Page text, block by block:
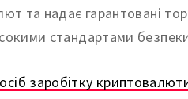
та надає гарантовані
стандартами
заробітку